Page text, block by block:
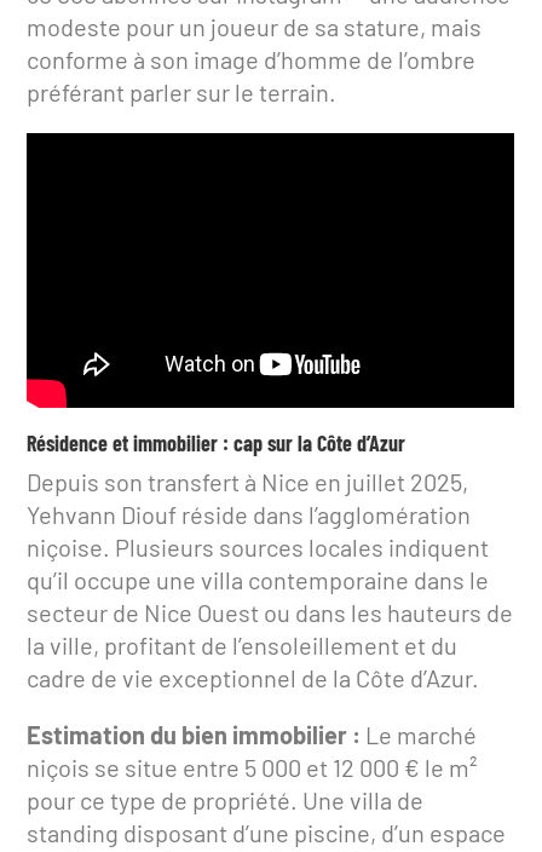
modeste pour un joueur de sa stature, mais
conforme à son image d’homme de l’ombre
préférant parler sur le terrain.
Résidence et immobilier : cap sur la Côte d’Azur
Depuis son transfert à Nice en juillet 2025,
Yehvann Diouf réside dans l’agglomération
niçoise. Plusieurs sources locales indiquent
qu’il occupe une villa contemporaine dans le
secteur de Nice Ouest ou dans les hauteurs de
la ville, profitant de l’ensoleillement et du
cadre de vie exceptionnel de la Côte d’Azur.
Estimation du bien immobilier : Le marché
niçois se situe entre 5 000 et 12 000 € le m²
pour ce type de propriété. Une villa de
standing disposant d’une piscine, d’un espace